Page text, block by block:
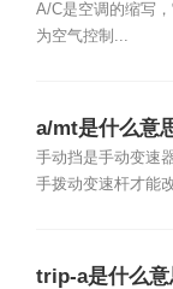
A/C是空调的缩写
为空气控制...
a/mt是什么意
手动挡是手动变速
手拨动变速杆才能
trip-a是什么意